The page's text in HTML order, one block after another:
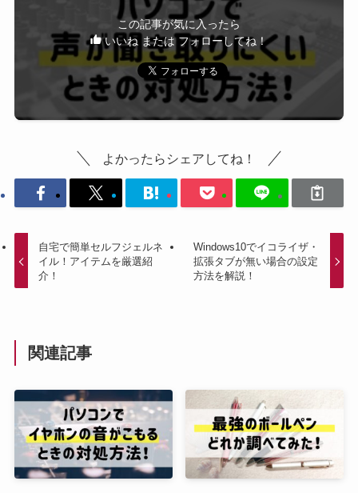
この記事が気に入ったら
いいね または フォローしてね！
よかったらシェアしてね！
自宅で簡単セルフジェルネ
イル！アイテムを厳選紹
介！
Windows10でイコライザ・
拡張タブが無い場合の設定
方法を解説！
関連記事